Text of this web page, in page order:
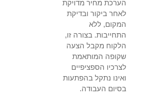
הערכת מחיר מדויקת
לאחר ביקור ובדיקת
המקום, ללא
התחייבות. בצורה זו,
הלקוח מקבל הצעה
שקופה המותאמת
לצרכיו הספציפיים
ואינו נתקל בהפתעות
בסיום העבודה.